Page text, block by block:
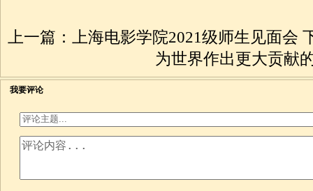
上一篇：上海电影学院2021级师生见面会
为世界作出更大贡献
我要评论